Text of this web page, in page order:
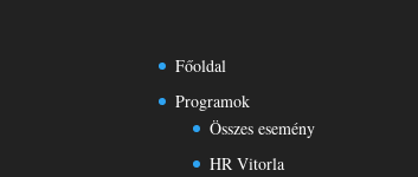
Főoldal
Programok
Összes esemény
HR Vitorla